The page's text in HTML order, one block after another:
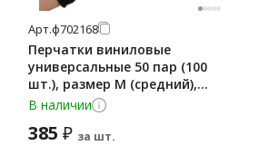
Арт.ф702168
Перчатки виниловые
универсальные 50 пар (100
шт.), размер M (средний),
черные, RABBITEX (РАББИТЕКС)
Standard, 702168
В наличии
385 ₽ за шт.